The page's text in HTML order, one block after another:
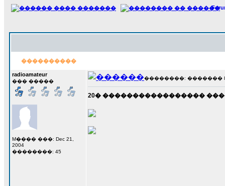
����������
radioamateur
��� �����
M���� ���: Dec 21,
2004
��������: 45
��������: ������� 8
20� �����������������